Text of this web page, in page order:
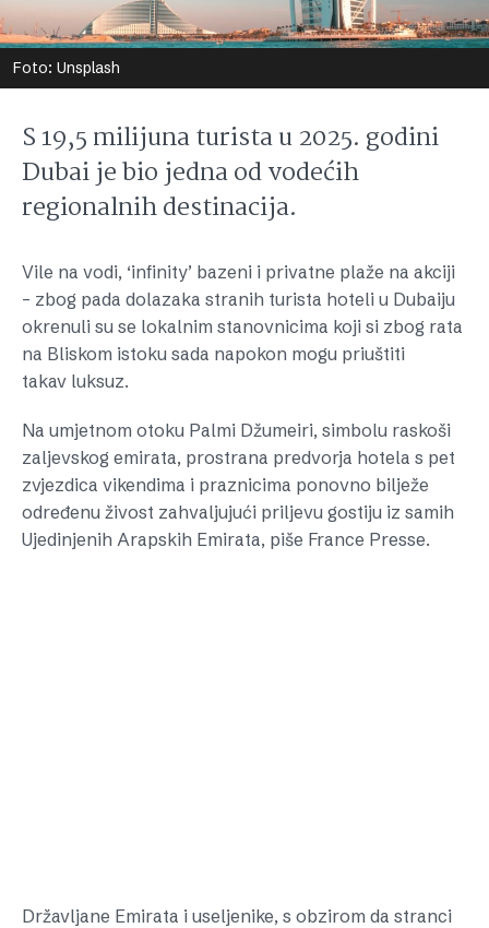
Foto: Unsplash
S 19,5 milijuna turista u 2025. godini
Dubai je bio jedna od vodećih
regionalnih destinacija.
Vile na vodi, ‘infinity’ bazeni i privatne plaže na akciji
– zbog pada dolazaka stranih turista hoteli u Dubaiju
okrenuli su se lokalnim stanovnicima koji si zbog rata
na Bliskom istoku sada napokon mogu priuštiti
takav luksuz.
Na umjetnom otoku Palmi Džumeiri, simbolu raskoši
zaljevskog emirata, prostrana predvorja hotela s pet
zvjezdica vikendima i praznicima ponovno bilježe
određenu živost zahvaljujući priljevu gostiju iz samih
Ujedinjenih Arapskih Emirata, piše France Presse.
Državljane Emirata i useljenike, s obzirom da stranci